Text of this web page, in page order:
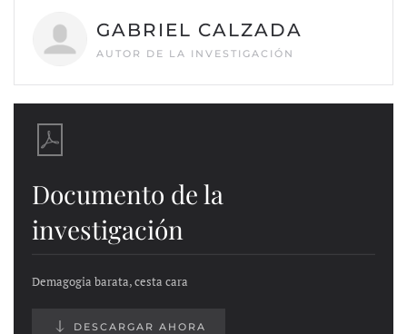
GABRIEL CALZADA
AUTOR DE LA INVESTIGACIÓN
Documento de la
investigación
Demagogia barata, cesta cara
DESCARGAR AHORA